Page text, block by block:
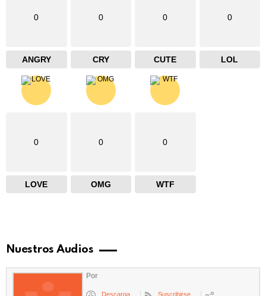
0
ANGRY
0
CRY
0
CUTE
0
LOL
0
LOVE
0
OMG
0
WTF
Nuestros Audios